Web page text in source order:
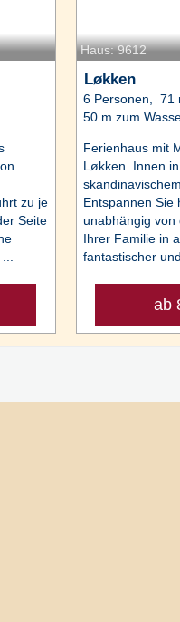
zu je
Seite
Haus: 9612
Løkken
6 Personen, 71
50 m zum
Ferienhaus mit
Løkken. Innen
Entspannen Sie
unabhängig von
Ihrer Familie in
fantastischer und
ab